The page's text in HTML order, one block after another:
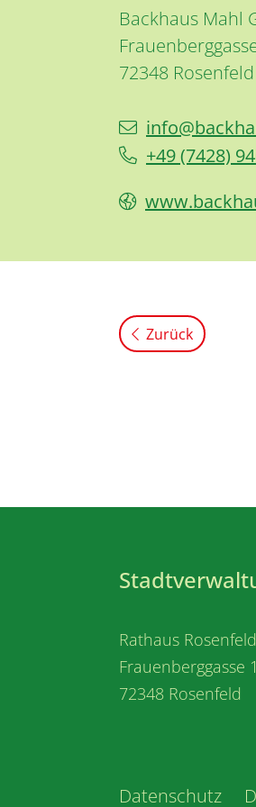
Backhaus Mahl
72348 Rosenfeld
+49 (7428) 94
Zurück
Rathaus Rosenfeld
Frauenberggasse 1
72348 Rosenfeld
Datenschutz